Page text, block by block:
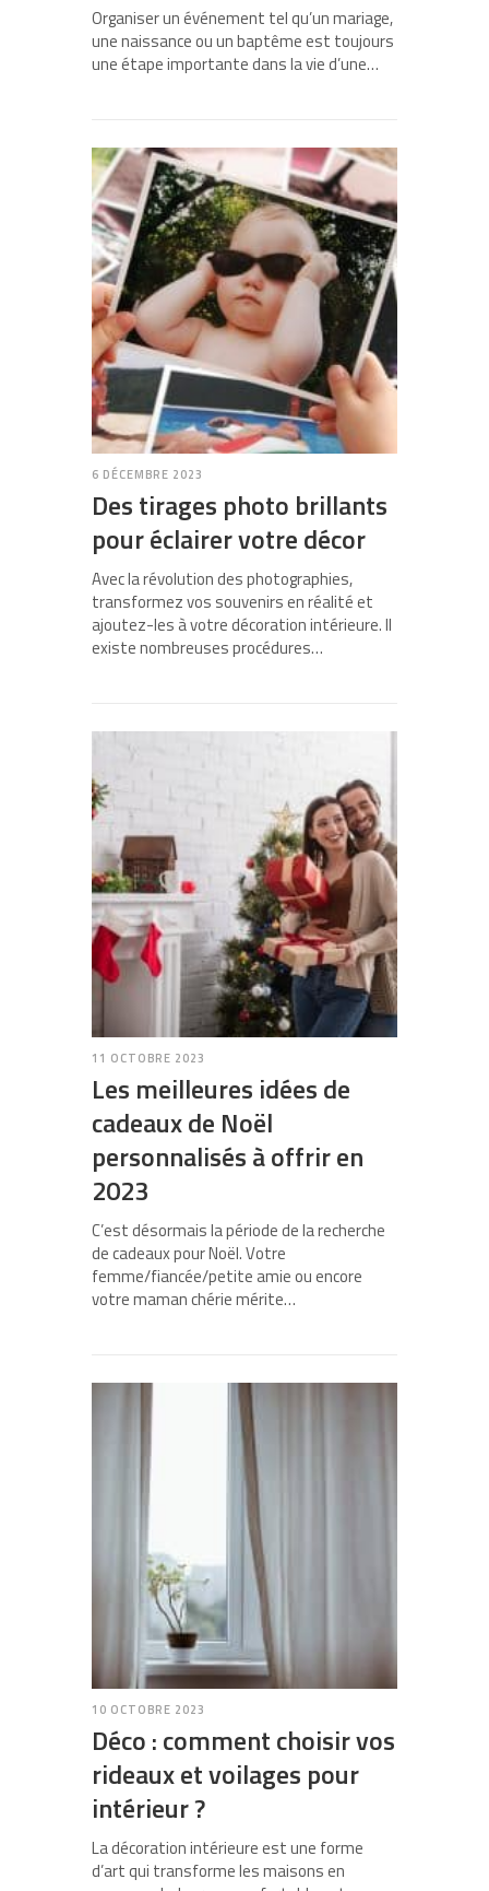
Organiser un événement tel qu’un mariage,
une naissance ou un baptême est toujours
une étape importante dans la vie d’une…
6 DÉCEMBRE 2023
Des tirages photo brillants
pour éclairer votre décor
Avec la révolution des photographies,
transformez vos souvenirs en réalité et
ajoutez-les à votre décoration intérieure. Il
existe nombreuses procédures…
11 OCTOBRE 2023
Les meilleures idées de
cadeaux de Noël
personnalisés à offrir en
2023
C’est désormais la période de la recherche
de cadeaux pour Noël. Votre
femme/fiancée/petite amie ou encore
votre maman chérie mérite…
10 OCTOBRE 2023
Déco : comment choisir vos
rideaux et voilages pour
intérieur ?
La décoration intérieure est une forme
d’art qui transforme les maisons en